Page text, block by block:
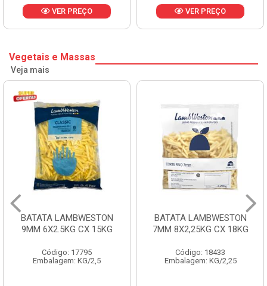
VER PREÇO VER PREÇO
Vegetais e Massas
Veja mais
BATATA LAMBWESTON
9MM 6X2.5KG CX 15KG
Código: 17795
Embalagem: KG/2,5
BATATA LAMBWESTON
7MM 8X2,25KG CX 18KG
Código: 18433
Embalagem: KG/2,25